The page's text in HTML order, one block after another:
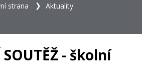
strana Aktuality
SOUTĚŽ - školní